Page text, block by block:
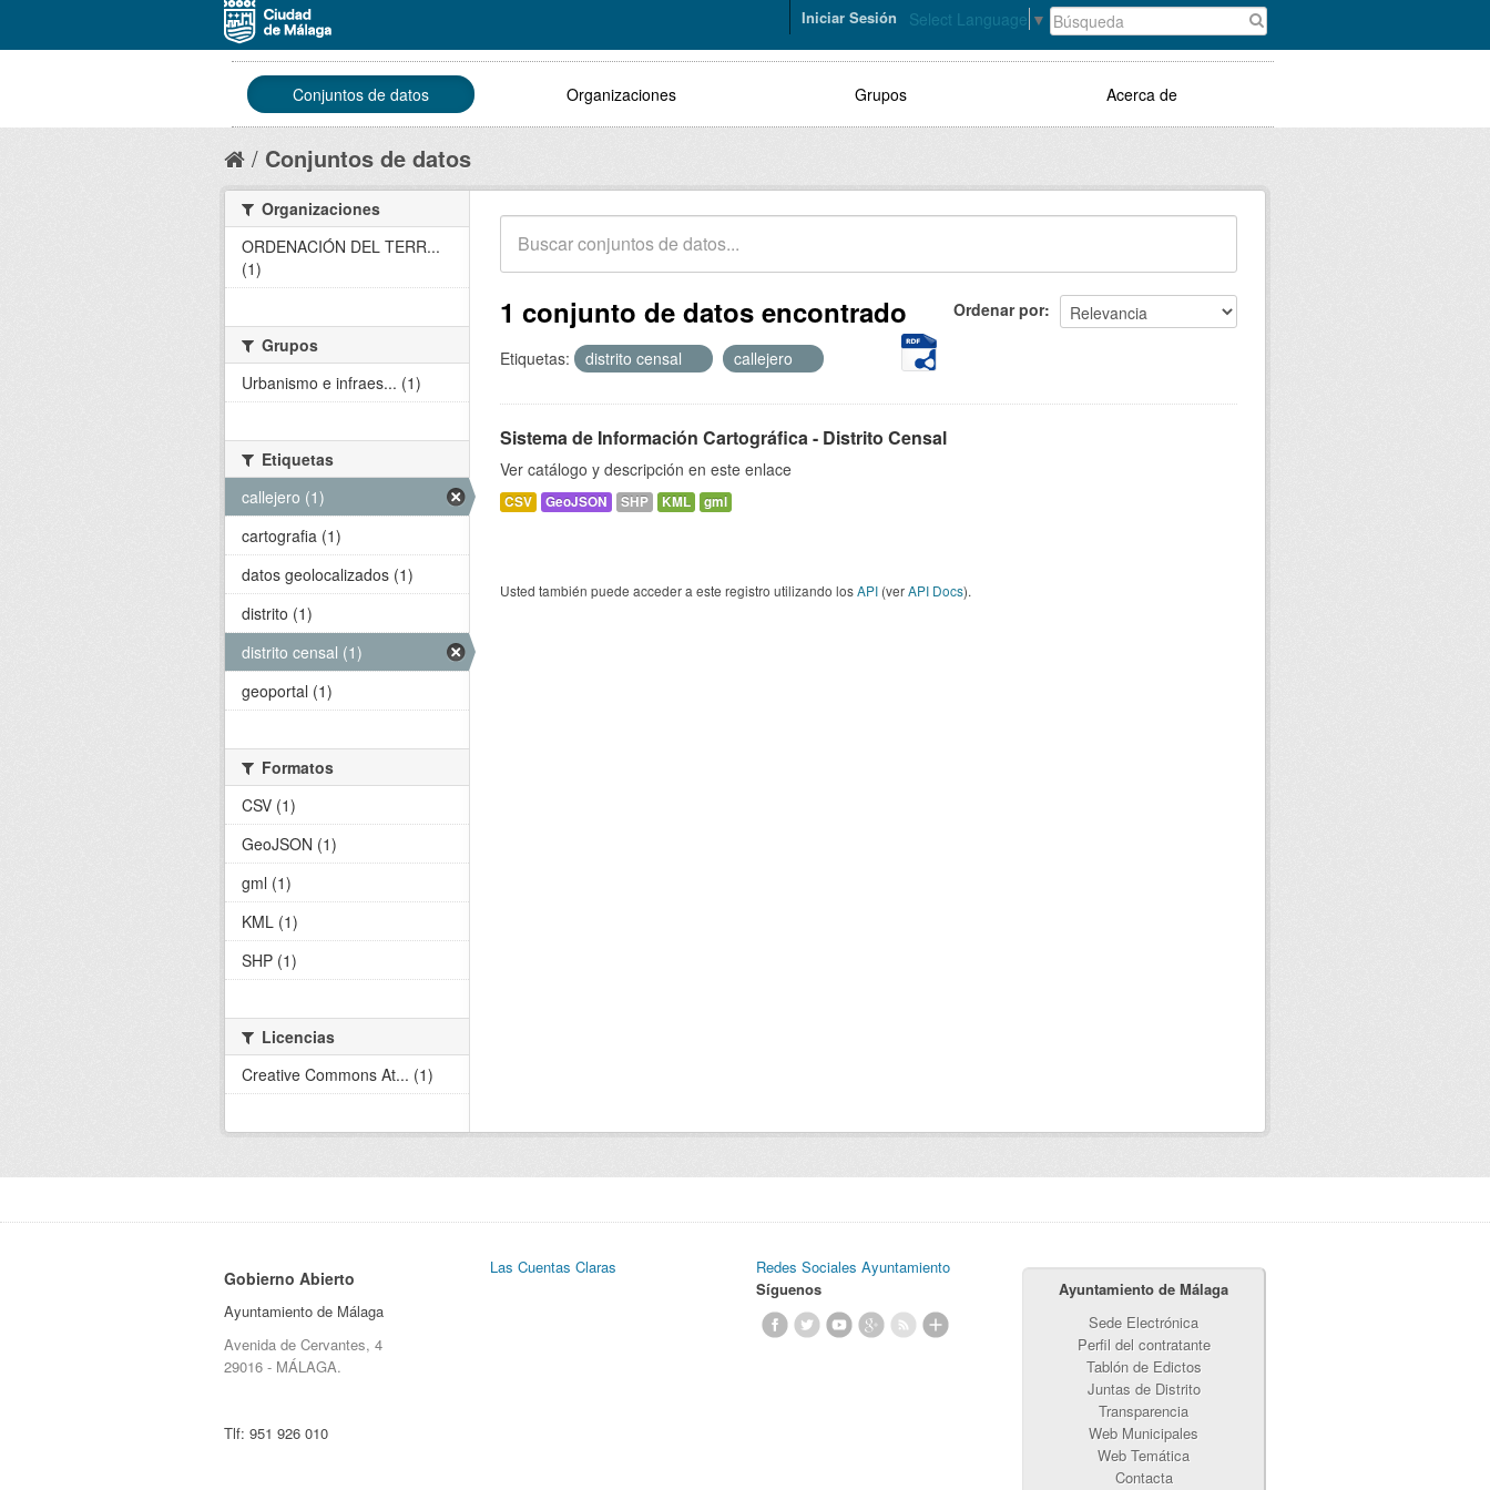
Select Language ▼
Iniciar Sesión
Conjuntos de datos Organizaciones Grupos Acerca de
Conjuntos de datos
Ordenar por
1 conjunto de datos encontrado
Etiquetas: distrito censal callejero
Sistema de Información Cartográfica - Distrito Censal
Ver catálogo y descripción en este enlace
CSV GeoJSON SHP KML gml
Usted también puede acceder a este registro utilizando losAPI (verAPI Docs).
Organizaciones
ORDENACIÓN DEL TERR...
(1)
Grupos
Urbanismo e infraes... (1)
Etiquetas
callejero (1)
cartografia (1)
datos geolocalizados (1)
distrito (1)
distrito censal (1)
geoportal (1)
Formatos
CSV (1)
GeoJSON (1)
gml (1)
KML (1)
SHP (1)
Licencias
Creative Commons At... (1)
Gobierno Abierto
Ayuntamiento de Málaga
Avenida de Cervantes, 4
29016 - MÁLAGA.
Tlf: 951 926 010
Las Cuentas Claras
Redes Sociales Ayuntamiento
Síguenos
Ayuntamiento de Málaga
Sede Electrónica
Perfil del contratante
Tablón de Edictos
Juntas de Distrito
Transparencia
Web Municipales
Web Temática
Contacta